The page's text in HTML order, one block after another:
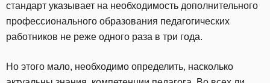
стандарт указывает на необходимость дополнительного
профессионального образования педагогических
работников не реже одного раза в три года.
Но этого мало, необходимо определить, насколько